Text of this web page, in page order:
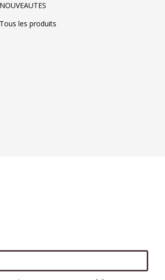
NOUVEAUTES
Tous les produits